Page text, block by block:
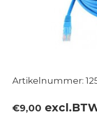
Artikelnummer:
€9,00